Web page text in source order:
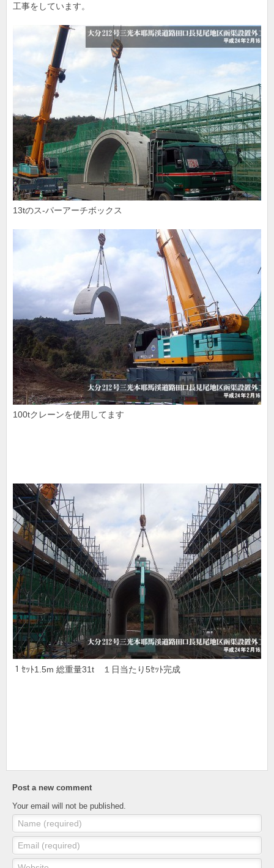
工事をしています。
13tのス-パーアーチボックス
100tクレーンを使用してます
１ｾｯﾄ1.5m 総重量31t １日当たり5ｾｯﾄ完成
Post a new comment
Your email will not be published.
Name (required)
Email (required)